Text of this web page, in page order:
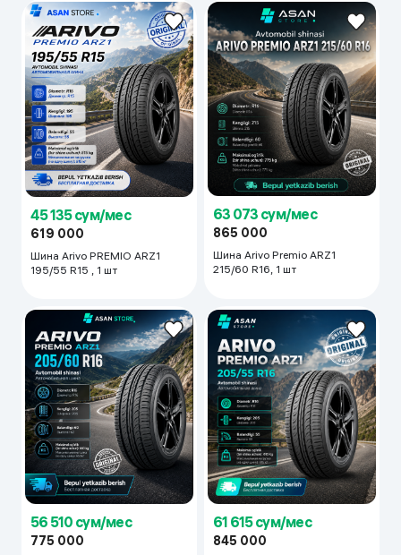
45 135 сум/мес
619 000
Шина Arivo PREMIO ARZ1
195/55 R15 , 1 шт
63 073 сум/мес
865 000
Шина Arivo Premio ARZ1
215/60 R16, 1 шт
56 510 сум/мес
775 000
61 615 сум/мес
845 000